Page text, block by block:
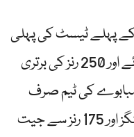
پہلے ٹیسٹ کی پہلی
اننگز میں قومی ٹیم نے 426 رنز بنائے اور 250 رنز کی برتری
کی ٹیم صرف
134 رنز ہی بناسکی اور یوں ایک اننگز اور 175 رنز سے جیت